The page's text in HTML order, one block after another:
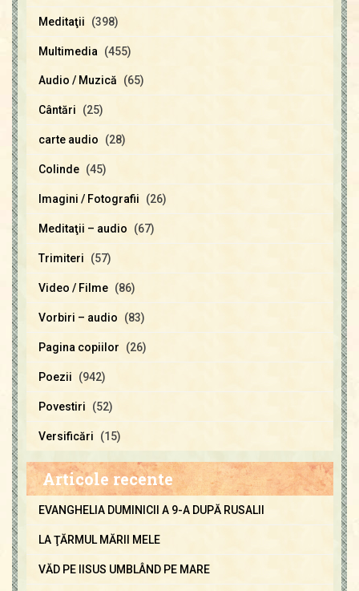
Meditaţii (398)
Multimedia (455)
Audio / Muzică (65)
Cântări (25)
carte audio (28)
Colinde (45)
Imagini / Fotografii (26)
Meditaţii – audio (67)
Trimiteri (57)
Video / Filme (86)
Vorbiri – audio (83)
Pagina copiilor (26)
Poezii (942)
Povestiri (52)
Versificări (15)
Articole recente
EVANGHELIA DUMINICII A 9-A DUPĂ RUSALII
LA ŢĂRMUL MĂRII MELE
VĂD PE IISUS UMBLÂND PE MARE